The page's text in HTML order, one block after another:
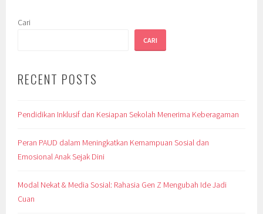
Cari
CARI
RECENT POSTS
Pendidikan Inklusif dan Kesiapan Sekolah Menerima Keberagaman
Peran PAUD dalam Meningkatkan Kemampuan Sosial dan
Emosional Anak Sejak Dini
Modal Nekat & Media Sosial: Rahasia Gen Z Mengubah Ide Jadi
Cuan